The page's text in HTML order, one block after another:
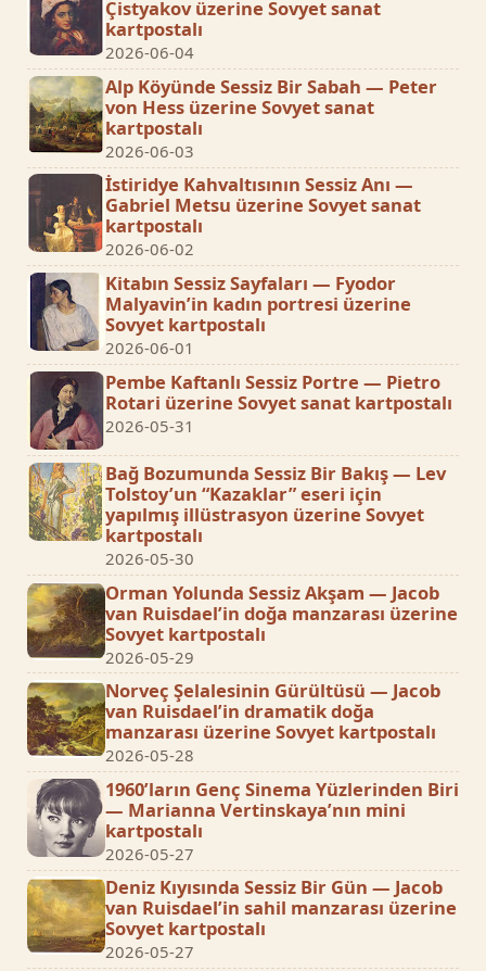
Çistyakov üzerine Sovyet sanat
kartpostalı
2026-06-04
Alp Köyünde Sessiz Bir Sabah — Peter
von Hess üzerine Sovyet sanat
kartpostalı
2026-06-03
İstiridye Kahvaltısının Sessiz Anı —
Gabriel Metsu üzerine Sovyet sanat
kartpostalı
2026-06-02
Kitabın Sessiz Sayfaları — Fyodor
Malyavin’in kadın portresi üzerine
Sovyet kartpostalı
2026-06-01
Pembe Kaftanlı Sessiz Portre — Pietro
Rotari üzerine Sovyet sanat kartpostalı
2026-05-31
Bağ Bozumunda Sessiz Bir Bakış — Lev
Tolstoy’un “Kazaklar” eseri için
yapılmış illüstrasyon üzerine Sovyet
kartpostalı
2026-05-30
Orman Yolunda Sessiz Akşam — Jacob
van Ruisdael’in doğa manzarası üzerine
Sovyet kartpostalı
2026-05-29
Norveç Şelalesinin Gürültüsü — Jacob
van Ruisdael’in dramatik doğa
manzarası üzerine Sovyet kartpostalı
2026-05-28
1960’ların Genç Sinema Yüzlerinden Biri
— Marianna Vertinskaya’nın mini
kartpostalı
2026-05-27
Deniz Kıyısında Sessiz Bir Gün — Jacob
van Ruisdael’in sahil manzarası üzerine
Sovyet kartpostalı
2026-05-27